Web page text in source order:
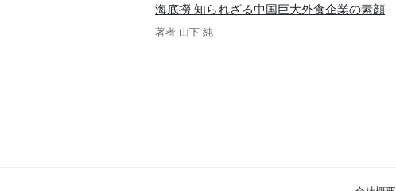
海底撈 知られざる中国巨大外食企業の素顔
著者 山下 純